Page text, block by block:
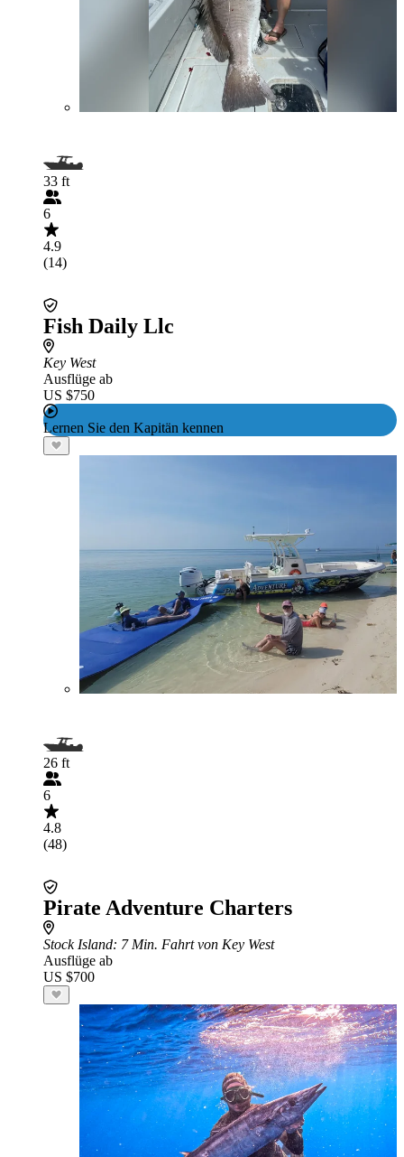
33 ft
6
4.9
(14)
Fish Daily Llc
Key West
Ausflüge ab
US $750
Lernen Sie den Kapitän kennen
26 ft
6
4.8
(48)
Pirate Adventure Charters
Stock Island: 7 Min. Fahrt von Key West
Ausflüge ab
US $700